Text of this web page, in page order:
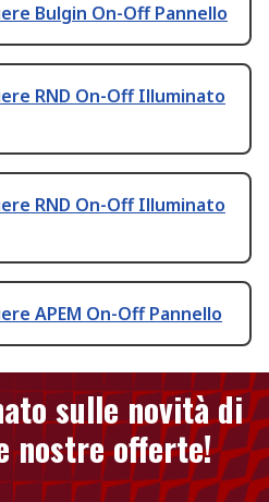
Bulgin On-Off Pannello
RND On-Off Illuminato
RND On-Off Illuminato
APEM On-Off Pannello
sulle novità di
nostre offerte!